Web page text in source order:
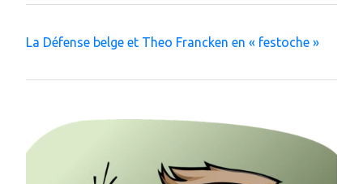
La Défense belge et Theo Francken en « festoche »